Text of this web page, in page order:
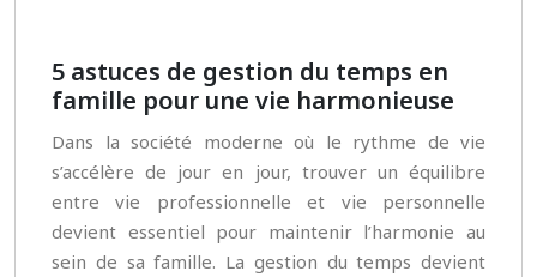
5 astuces de gestion du temps en
famille pour une vie harmonieuse
Dans la société moderne où le rythme de vie
s’accélère de jour en jour, trouver un équilibre
entre vie professionnelle et vie personnelle
devient essentiel pour maintenir l’harmonie au
sein de sa famille. La gestion du temps devient